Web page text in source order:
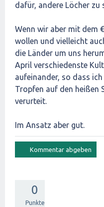
dafür, andere Löcher zu
Wenn wir aber mit dem
wollen und vielleicht
die Länder um uns
April verschiedenste
aufeinander, so dass
Tropfen auf den heißen
verurteit.
Im Ansatz aber gut.
0
Punkte